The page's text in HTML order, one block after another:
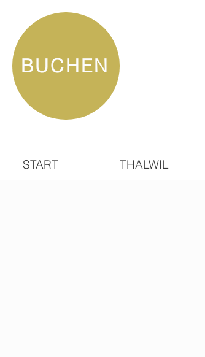
BUCHEN
START THALWIL